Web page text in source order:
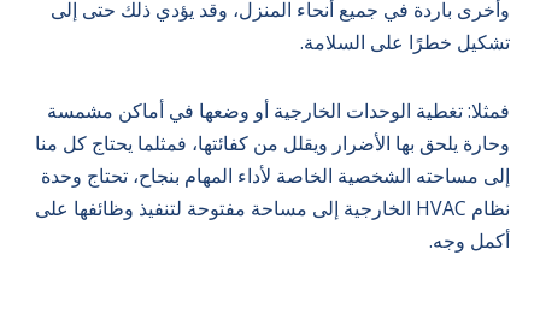
وأخرى باردة في جميع أنحاء المنزل، وقد يؤدي ذلك حتى إلى
تشكيل خطرًا على السلامة.
فمثلا: تغطية الوحدات الخارجية أو وضعها في أماكن مشمسة
وحارة يلحق بها الأضرار ويقلل من كفائتها، فمثلما يحتاج كل منا
إلى مساحته الشخصية الخاصة لأداء المهام بنجاح، تحتاج وحدة
نظام HVAC الخارجية إلى مساحة مفتوحة لتنفيذ وظائفها على
أكمل وجه.